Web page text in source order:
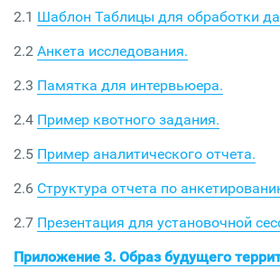
2.1 Шаблон Таблицы для обработки
2.2 Анкета исследования.
2.3 Памятка для интервьюера.
2.4 Пример квотного задания.
2.5 Пример аналитического отчета.
2.6 Структура отчета по
2.7 Презентация для установочной
Приложение 3. Образ будущего